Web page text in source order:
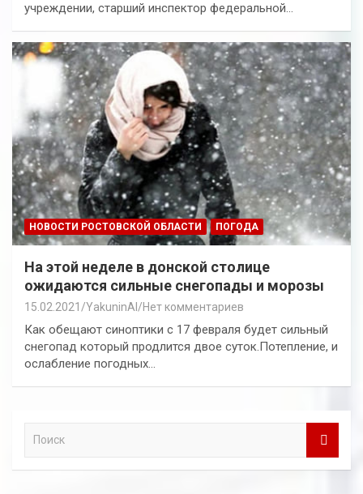
учреждении, старший инспектор федеральной…
НОВОСТИ РОСТОВСКОЙ ОБЛАСТИ ПОГОДА
На этой неделе в донской столице
ожидаются сильные снегопады и морозы
15.02.2021 YakuninAI Нет комментариев
Как обещают синоптики с 17 февраля будет сильный
снегопад который продлится двое суток.Потепление, и
ослабление погодных…